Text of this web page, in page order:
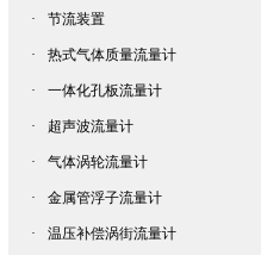
· 节流装置
· 热式气体质量流量计
· 一体化孔板流量计
· 超声波流量计
· 气体涡轮流量计
· 金属管浮子流量计
· 温压补偿涡街流量计